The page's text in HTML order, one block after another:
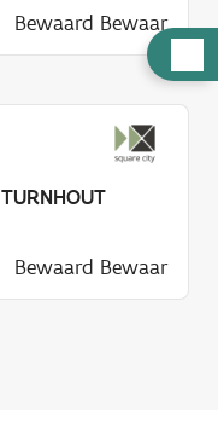
u
i
Bewaard Bewaar
TURNHOUT
Bewaard Bewaar